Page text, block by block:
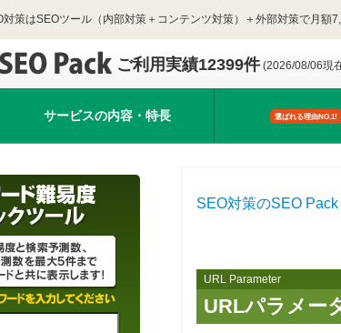
対策はSEOツール（内部対策＋コンテンツ対策）＋外部対策で月額
ご利用実績12399件(2026/08/06現
サービスの内容・特長 選ばれる理由NO.1!
SEO対策のSEO Pack
URL Parameter
URLパラメー